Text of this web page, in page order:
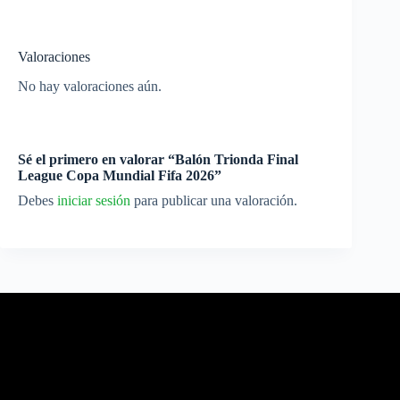
Valoraciones
No hay valoraciones aún.
Sé el primero en valorar “Balón Trionda Final
League Copa Mundial Fifa 2026”
Debes iniciar sesión para publicar una valoración.